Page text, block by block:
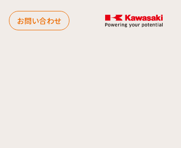
お問い合わせ